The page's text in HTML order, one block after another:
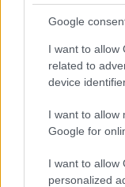
Google
I want to allow
related to
device
I want to allow
Google for
I want to allow
personalized
Csizmazia Darab István
Minden jó
példának -
számára talán
Echo többé már
veszélyforrás.